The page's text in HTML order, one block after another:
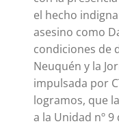
el hecho
asesino como
condiciones de
Neuquén y la
impulsada por
logramos, que
a la Unidad nº